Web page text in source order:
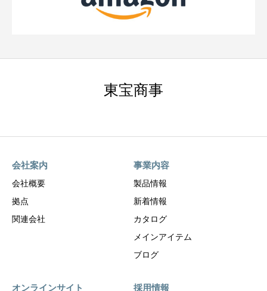
東宝商事
会社案内
会社概要
拠点
関連会社
事業内容
製品情報
新着情報
カタログ
メインアイテム
ブログ
オンラインサイト 採用情報